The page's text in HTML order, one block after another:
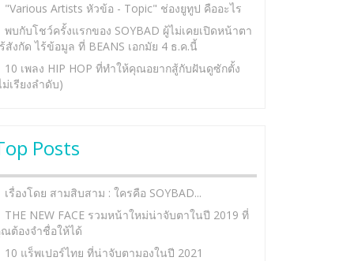
"Various Artists หัวข้อ - Topic" ช่องยูทูป คืออะไร
พบกับโชว์ครั้งแรกของ SOYBAD ผู้ไม่เคยเปิดหน้าตา
สังกัด ไร้ข้อมูล ที่ BEANS เอกมัย 4 ธ.ค.นี้
10 เพลง HIP HOP ที่ทำให้คุณอยากสู้กับฝันดูซักตั้ง
ม่เรียงลำดับ)
Posts
เรื่องโดย สามสิบสาม : ใครคือ SOYBAD...
THE NEW FACE รวมหน้าใหม่น่าจับตาในปี 2019 ที่
ต้องจำชื่อให้ได้
10 แร็พเปอร์ไทย ที่น่าจับตามองในปี 2021